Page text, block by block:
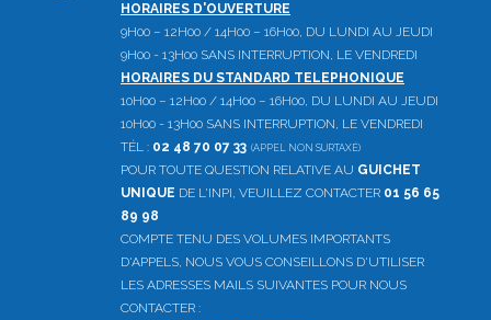
HORAIRES D'OUVERTURE
9H00 – 12H00 / 14H00 – 16H00, DU LUNDI AU JEUDI
9H00 - 13H00 SANS INTERRUPTION, LE VENDREDI
HORAIRES DU STANDARD TELEPHONIQUE
10H00 – 12H00 / 14H00 – 16H00, DU LUNDI AU JEUDI
10H00 - 13H00 SANS INTERRUPTION, LE VENDREDI
TÉL : 02 48 70 07 33 (APPEL NON SURTAXÉ)
POUR TOUTE QUESTION RELATIVE AU GUICHET
UNIQUE DE L'INPI, VEUILLEZ CONTACTER 01 56 65
89 98
COMPTE TENU DES VOLUMES IMPORTANTS
D'APPELS, NOUS VOUS CONSEILLONS D'UTILISER
LES ADRESSES MAILS SUIVANTES POUR NOUS
CONTACTER :